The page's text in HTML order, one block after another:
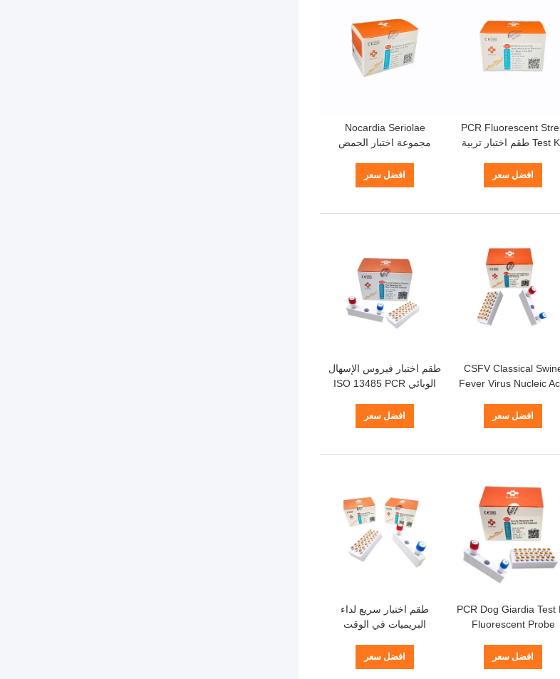
PCR Fluorescent
Test Kit طقم اختبار تربية
Septicemia Virus
افضل سعر
Nocardia Seriolae
مجموعة اختبار الحمض
Real Time PCR Kit
افضل سعر
CSFV Classical
Fever Virus Nucleic
Kit
افضل سعر
طقم اختبار فيروس الإسهال
الوبائي ISO 13485 PCR
افضل سعر
PCR Dog Giardia Test
Fluorescent Probe
حمض نووي
افضل سعر
طقم اختبار سريع لداء
البريميات في الوقت
Taqman Probe
Toxoplasma
افضل سعر